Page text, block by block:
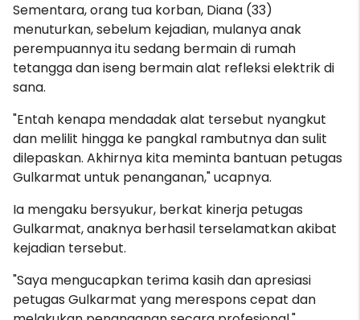
Sementara, orang tua korban, Diana (33)
menuturkan, sebelum kejadian, mulanya anak
perempuannya itu sedang bermain di rumah
tetangga dan iseng bermain alat refleksi elektrik di
sana.
"Entah kenapa mendadak alat tersebut nyangkut
dan melilit hingga ke pangkal rambutnya dan sulit
dilepaskan. Akhirnya kita meminta bantuan petugas
Gulkarmat untuk penanganan," ucapnya.
Ia mengaku bersyukur, berkat kinerja petugas
Gulkarmat, anaknya berhasil terselamatkan akibat
kejadian tersebut.
"Saya mengucapkan terima kasih dan apresiasi
petugas Gulkarmat yang merespons cepat dan